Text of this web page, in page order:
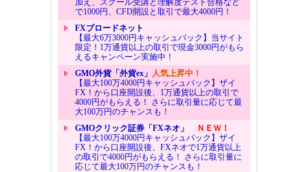
で1000円、CFD開設と取引で最大4000円！
FXブロードネット
【最大6万3000円キャッシュバック】当サイト
限定！1万通貨以上の取引で現金3000円がもら
えるキャンペーン実施中！
GMO外貨「外貨ex」 人気上昇中！
【最大100万4000円キャッシュバック】ザイ
FX！から口座開設後、1万通貨以上の取引で
4000円がもらえる！ さらに取引量に応じて最
大100万円のチャンスも！
GMOクリック証券「FXネオ」
ＮＥＷ！
【最大100万4000円キャッシュバック】ザイ
FX！から口座開設後、FXネオで1万通貨以上
の取引で4000円がもらえる！ さらに取引量に
応じて最大100万円のチャンスも！